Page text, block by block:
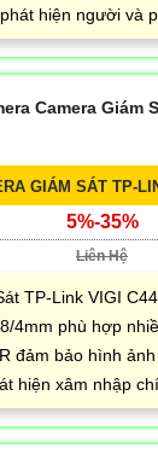
hiện người và
GIÁM SÁT TP-
5%-35%
Liên Hệ
TP-Link VIGI
4mm phù hợp
đảm bảo hình
hiện xâm nhập